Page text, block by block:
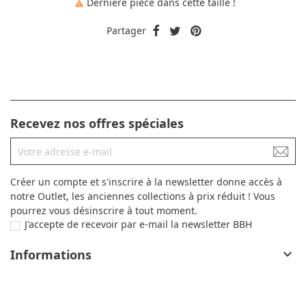

Partager
Recevez nos offres spéciales
Créer un compte et s'inscrire à la newsletter donne accès à
notre Outlet, les anciennes collections à prix réduit ! Vous
pourrez vous désinscrire à tout moment.
J'accepte de recevoir par e-mail la newsletter BBH
Informations 